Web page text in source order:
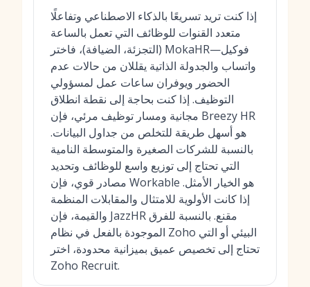
إذا كنت تريد تسريعًا بالذكاء الاصطناعي وتفاعلًا
متعدد القنوات للوظائف التي تعمل بالساعة
(التجزئة، الضيافة)، فاختر MokaHR—فوكيل
واتساب والجدولة الذاتية يقللان من حالات عدم
الحضور ويوفران ساعات عمل لمسؤولي
التوظيف. إذا كنت بحاجة إلى نقطة انطلاق
مجانية ومسار توظيف مرئي، فإن Breezy HR
هو أسهل طريقة للتخلص من جداول البيانات.
بالنسبة للشركات الصغيرة والمتوسطة النامية
التي تحتاج إلى توزيع واسع للوظائف وتحديد
مصادر قوي، فإن Workable هو الخيار الأمثل.
إذا كانت الأولوية للامتثال والمقابلات المنظمة
والقيمة، فإن JazzHR مقنع. بالنسبة للفرق
الموجودة بالفعل في نظام Zoho البيئي أو التي
تحتاج إلى تخصيص عميق بميزانية محدودة، اختر
Zoho Recruit.